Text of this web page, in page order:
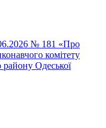
№ 181 «Про
комітету
району Одеської